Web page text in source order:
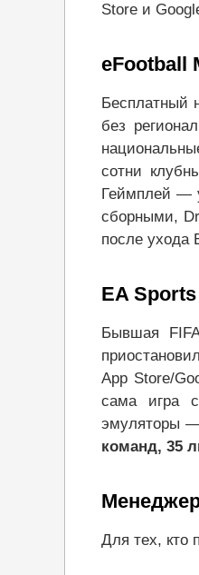
Store и
eFootball
Бесплатный
без
сотни
Геймплей —
сборными,
после ухода
EA
Бывшая
App Store/
сама игра
эмуляторы
команд, 35
Для тех, кто